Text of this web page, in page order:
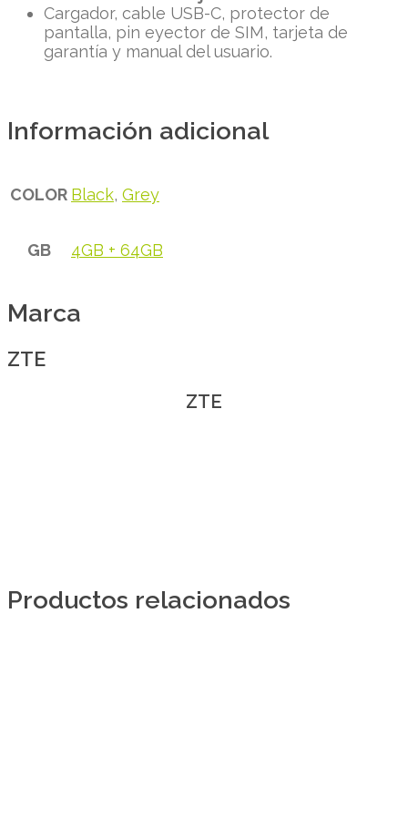
Cargador, cable USB-C, protector de
pantalla, pin eyector de SIM, tarjeta de
garantía y manual del usuario.
Información adicional
COLOR Black, Grey
GB 4GB + 64GB
Marca
ZTE
ZTE
Productos relacionados